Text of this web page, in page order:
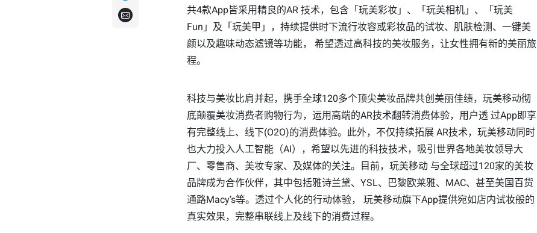
共4款App皆采用精良的AR 技术，包含「玩美彩妆」、「玩美相机」、「玩美
Fun」及「玩美甲」，持续提供时下流行妆容或彩妆品的试妆、肌肤检测、一键美
颜以及趣味动态滤镜等功能， 希望透过高科技的美妆服务，让女性拥有新的美丽旅
程。
科技与美妆比肩并起，携手全球120多个顶尖美妆品牌共创美丽佳绩，玩美移动彻
底颠覆美妆消费者购物行为，运用高端的AR技术翻转消费体验，用户透 过App即享
有完整线上、线下(O2O)的消费体验。此外，不仅持续拓展 AR技术，玩美移动同时
也大力投入人工智能（AI），希望以先进的科技技术，吸引世界各地美妆领导大
厂、零售商、美妆专家、及媒体的关注。目前，玩美移动 与全球超过120家的美妆
品牌成为合作伙伴，其中包括雅诗兰黛、YSL、巴黎欧莱雅、MAC、甚至美国百货
通路Macy’s等。透过个人化的行动体验， 玩美移动旗下App提供宛如店内试妆般的
真实效果，完整串联线上及线下的消费过程。